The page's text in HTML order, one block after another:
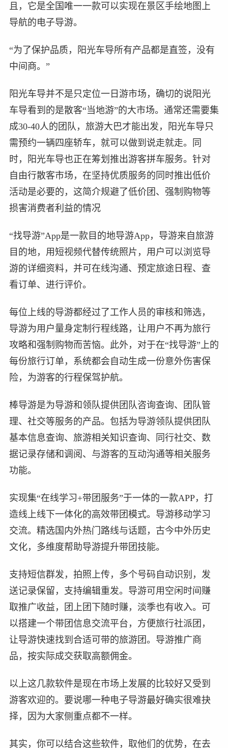
且，它是全国唯一一款可以实现在景区手绘地图上
导航的电子导游。
“为了保护品质，阳光车导所有产品都是直签，没有
中间商。”
阳光车导并不是只定位一日游市场，确切的说阳光
车导看到的是散客“当地游”的大市场。通常还需要集
成30-40人的团队，旅游大巴才能出发，阳光车导只
需预约一辆四座轿车，就可以做到说走就走。同
时，阳光车导也正在筹划推出游客拼车服务。针对
自由行散客市场，在坚持优质服务的同时推出低价
活动是必要的，这简介规避了低价团、强制购物等
损害消费者利益的情况
“找导游”App是一款目的地导游App，导游来自旅游
目的地，用短视频代替传统照片，用户可以浏览导
游的详细资料，并可在线沟通、预定旅途日程、查
看订单、进行评价。
每位上线的导游都经过了工作人员的审核和筛选，
导游为用户量身定制行程线路，让用户不再为旅行
攻略和强制购物而苦恼。此外，对于在“找导游”上的
每份旅行订单，系统都会自动生成一份意外伤害保
险，为游客的行程保驾护航。
棒导游是为导游和领队提供团队咨询查询、团队管
理、社交等服务的产品。包括为导游领队提供团队
基本信息查询、旅游相关知识查询、同行社交、数
据记录存储和调阅、与游客的互动沟通等相关服务
功能。
实现集“在线学习+带团服务”于一体的一款APP，打
造线上线下一体化的高效带团模式。导游移动学习
交流。精选国内外热门路线与话题，古今中外历史
文化，多维度帮助导游提升带团技能。
支持短信群发，拍照上传，多个号码自动识别，发
送记录保留，支持编辑重发。导游可用空闲时间赚
取推广收益，团上团下随时赚，淡季也有收入。可
以搭建一个带团信息交流平台，方便旅行社派团，
让导游快速找到合适可带的旅游团。导游推广商
品，按实际成交获取高额佣金。
以上这几款软件是现在市场上发展的比较好又受到
游客欢迎的。要说哪一种电子导游最好确实很难抉
择，因为大家侧重点都不一样。
其实，你可以结合这些软件，取他们的优势，在去